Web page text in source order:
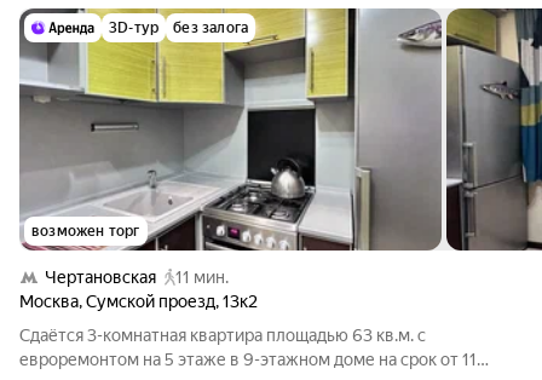
3D-тур без залога
возможен торг
Чертановская
11 мин.
Москва,Сумской проезд,13к2
Сдаётся 3-комнатная квартира площадью 63 кв.м. с
евроремонтом на 5 этаже в 9-этажном доме на срок от 11